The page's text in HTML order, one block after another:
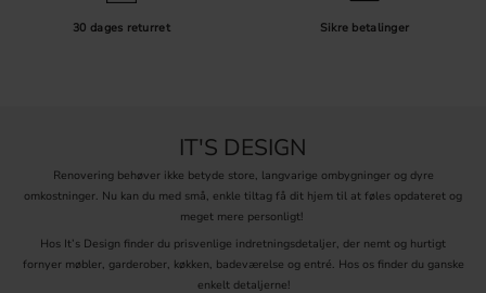
30 dages returret Sikre betalinger
IT'S DESIGN
Renovering behøver ikke betyde store, langvarige ombygninger og dyre
omkostninger. Nu kan du med små, enkle tiltag få dit hjem til at føles opdateret og
meget mere personligt!
Hos It’s Design finder du prisvenlige indretningsdetaljer, der nemt og hurtigt
fornyer møbler, garderober, køkken, badeværelse og entré. Hos os finder du ganske
enkelt detaljerne!